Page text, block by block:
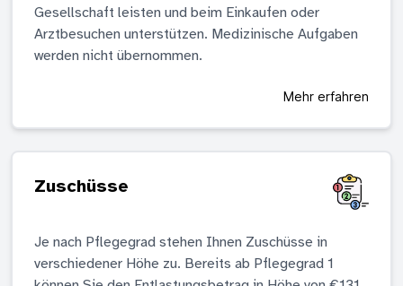
Gesellschaft leisten und beim Einkaufen oder
Arztbesuchen unterstützen. Medizinische Aufgaben
werden nicht übernommen.
Mehr erfahren
Zuschüsse
Je nach Pflegegrad stehen Ihnen Zuschüsse in
verschiedener Höhe zu. Bereits ab Pflegegrad 1